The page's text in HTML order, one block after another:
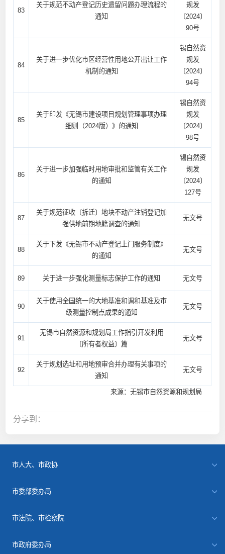
83
关于规范不动产登记历史遗留问题办理流程的
通知
规发
〔2024〕
90号
84
关于进一步优化市区经营性用地公开出让工作
机制的通知
锡自然资
规发
〔2024〕
94号
85
关于印发《无锡市建设项目规划管理事项办理
细则（2024版）》的通知
锡自然资
规发
〔2024〕
98号
86
关于进一步加强临时用地审批和监管有关工作
的通知
锡自然资
规发
〔2024〕
127号
87
关于规范征收〔拆迁〕地块不动产注销登记加
强供地前期地籍调查的通知
无文号
88
关于下发《无锡市不动产登记上门服务制度》
的通知
无文号
89 关于进一步强化测量标志保护工作的通知 无文号
90
关于使用全国统一的大地基准和调和基准及市
级测量控制点成果的通知
无文号
91
无锡市自然资源和规划局工作指引开发利用
〔所有者权益〕篇
无文号
92
关于规划选址和用地预审合并办理有关事项的
通知
无文号
来源：无锡市自然资源和规划局
分享到：
市人大、市政协
市委部委办局
市法院、市检察院
市政府委办局